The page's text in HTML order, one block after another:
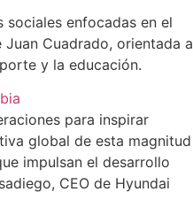
enfocadas en el
Cuadrado, orientada a
y la educación.
para inspirar
global de esta magnitud
impulsan el desarrollo
CEO de Hyundai